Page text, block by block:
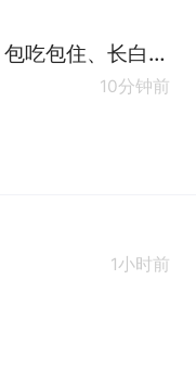
👧检验员（电话联系、五险、包吃包住、长白班）
10分钟前
1小时前